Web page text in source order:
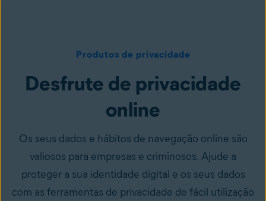
Produtos de privacidade
Desfrute de privacidade
online
Os seus dados e hábitos de navegação online são
valiosos para empresas e criminosos. Ajude a
proteger a sua identidade digital e os seus dados
com as ferramentas de privacidade de fácil utilização